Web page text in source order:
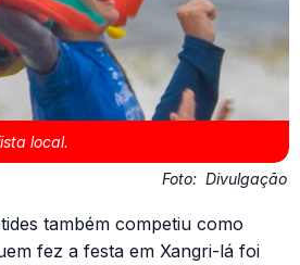
local.
Foto: Divulgação
também competiu como
fez a festa em Xangri-lá foi